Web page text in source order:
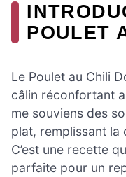
POULET
Le Poulet au Chili
câlin réconfortant
me souviens des
plat, remplissant la
C’est une recette
parfaite pour un